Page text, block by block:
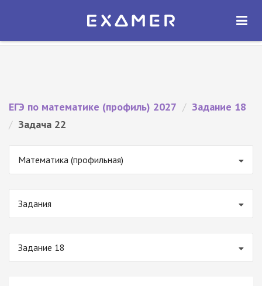
Экзамер — ЕГЭ 2027
ОТКРЫТЬ
ЕГЭ по математике (профиль) 2027 / Задание 18
/ Задача 22
Математика (профильная)
Задания
Задание 18